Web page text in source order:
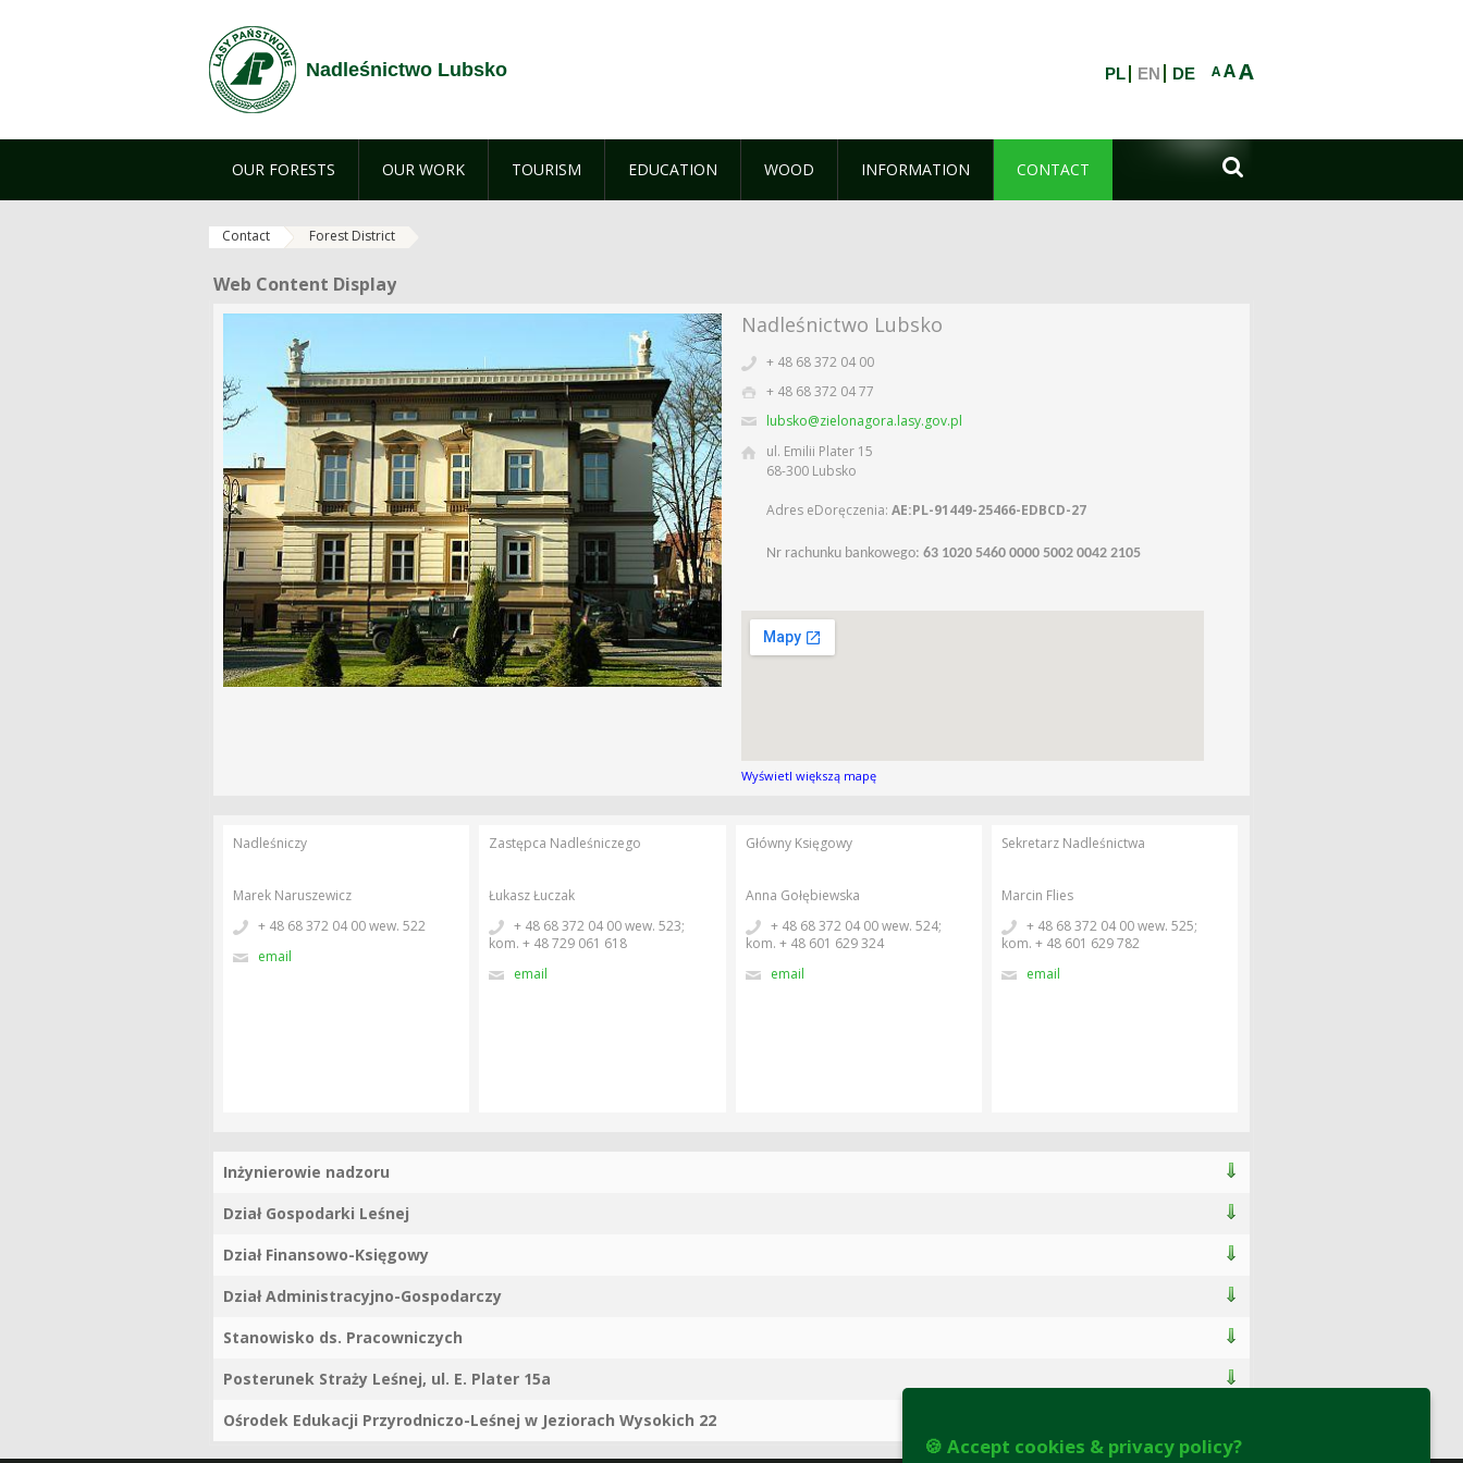
Nadleśnictwo Lubsko AAA
PL EN DE
OUR FORESTS OUR WORK TOURISM EDUCATION WOOD INFORMATION CONTACT 
Contact Forest District
Web Content Display
Web Content Display
Nadleśnictwo Lubsko
+ 48 68 372 04 00
+ 48 68 372 04 77
lubsko@zielonagora.lasy.gov.pl
ul. Emilii Plater 15
68-300 Lubsko
Adres eDoręczenia: AE:PL-91449-25466-EDBCD-27
Nr rachunku bankowego: 63 1020 5460 0000 5002 0042 2105
Wyświetl większą mapę
Nadleśniczy
Marek Naruszewicz
+ 48 68 372 04 00 wew. 522
email
Zastępca Nadleśniczego
Łukasz Łuczak
+ 48 68 372 04 00 wew. 523;
kom. + 48 729 061 618
email
Główny Księgowy
Anna Gołębiewska
+ 48 68 372 04 00 wew. 524;
kom. + 48 601 629 324
email
Sekretarz Nadleśnictwa
Marcin Flies
+ 48 68 372 04 00 wew. 525;
kom. + 48 601 629 782
email
Inżynierowie nadzoru
Dział Gospodarki Leśnej
Dział Finansowo-Księgowy
Dział Administracyjno-Gospodarczy
Stanowisko ds. Pracowniczych
Posterunek Straży Leśnej, ul. E. Plater 15a
Ośrodek Edukacji Przyrodniczo-Leśnej w Jeziorach Wysokich 22
🍪 Accept cookies & privacy policy?